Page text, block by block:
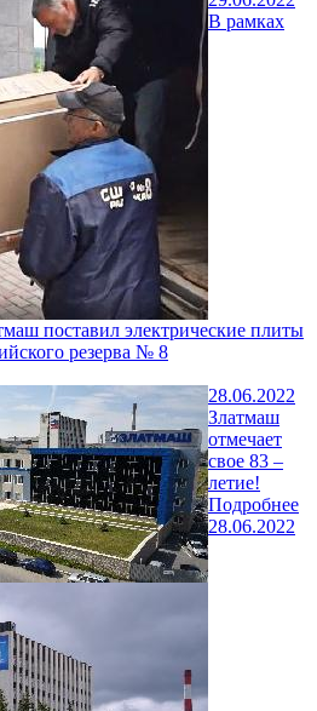
В рамках
поставил электрические плиты
резерва № 8
28.06.2022
Златмаш
отмечает
свое 83 –
летие!
Подробнее
28.06.2022